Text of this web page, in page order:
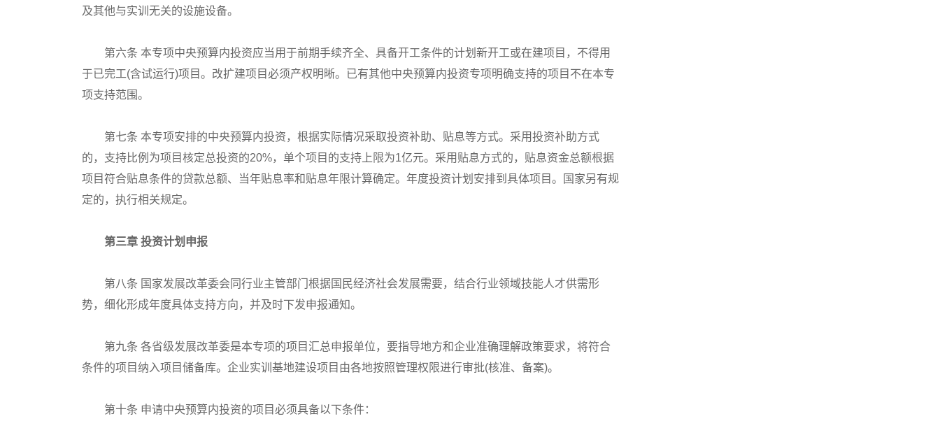
及其他与实训无关的设施设备。
第六条 本专项中央预算内投资应当用于前期手续齐全、具备开工条件的计划新开工或在建项目，不得用
于已完工(含试运行)项目。改扩建项目必须产权明晰。已有其他中央预算内投资专项明确支持的项目不在本专
项支持范围。
第七条 本专项安排的中央预算内投资，根据实际情况采取投资补助、贴息等方式。采用投资补助方式
的，支持比例为项目核定总投资的20%，单个项目的支持上限为1亿元。采用贴息方式的，贴息资金总额根据
项目符合贴息条件的贷款总额、当年贴息率和贴息年限计算确定。年度投资计划安排到具体项目。国家另有规
定的，执行相关规定。
第三章 投资计划申报
第八条 国家发展改革委会同行业主管部门根据国民经济社会发展需要，结合行业领域技能人才供需形
势，细化形成年度具体支持方向，并及时下发申报通知。
第九条 各省级发展改革委是本专项的项目汇总申报单位，要指导地方和企业准确理解政策要求，将符合
条件的项目纳入项目储备库。企业实训基地建设项目由各地按照管理权限进行审批(核准、备案)。
第十条 申请中央预算内投资的项目必须具备以下条件：